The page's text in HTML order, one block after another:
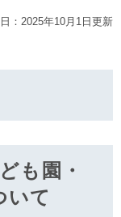
：2025年10月1日更新
も園・
いて